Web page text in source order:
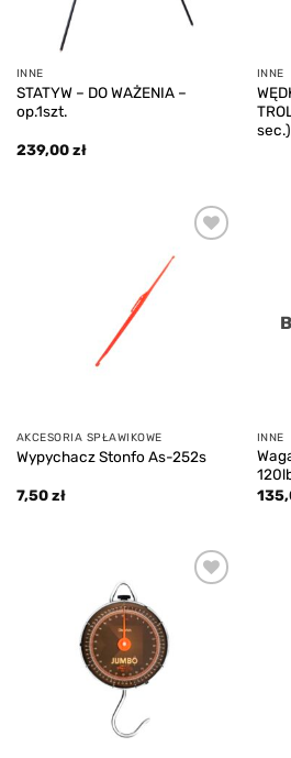
INNE
STATYW – DO WAŻENIA –
op.1szt.
239,00zł
INNE
AKCESORIA SPŁAWIKOWE
Wypychacz Stonfo As-252s
7,50zł
INNE